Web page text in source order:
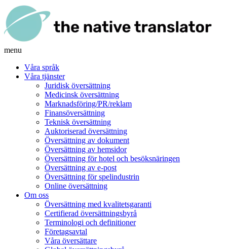
menu
Våra språk
Våra tjänster
Juridisk översättning
Medicinsk översättning
Marknadsföring/PR/reklam
Finansöversättning
Teknisk översättning
Auktoriserad översättning
Översättning av dokument
Översättning av hemsidor
Översättning för hotel och besöksnäringen
Översättning av e-post
Översättning för spelindustrin
Online översättning
Om oss
Översättning med kvalitetsgaranti
Certifierad översättningsbyrå
Terminologi och definitioner
Företagsavtal
Våra översättare